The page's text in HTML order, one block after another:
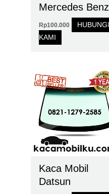
Mercedes Benz
Rp100.000
HUBUNGI
KAMI
Kaca Mobil
Datsun